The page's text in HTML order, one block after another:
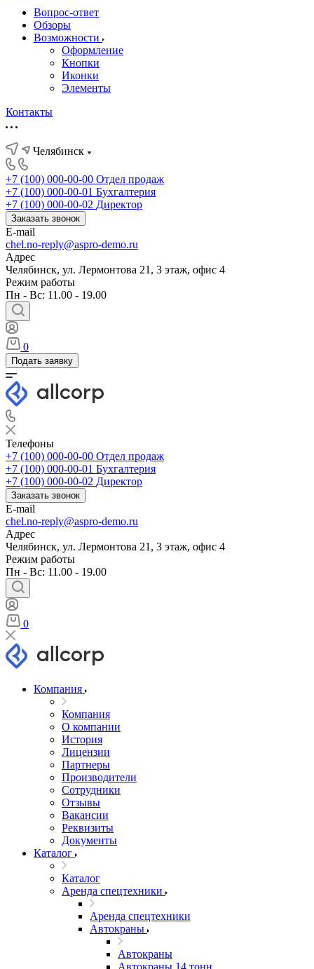
Вопрос-ответ
Обзоры
Возможности
Оформление
Кнопки
Иконки
Элементы
Контакты
Челябинск
+7 (100) 000-00-00 Отдел продаж
+7 (100) 000-00-01 Бухгалтерия
+7 (100) 000-00-02 Директор
Заказать звонок
E-mail
chel.no-reply@aspro-demo.ru
Адрес
Челябинск, ул. Лермонтова 21, 3 этаж, офис 4
Режим работы
Пн - Вс: 11.00 - 19.00
0
Подать заявку
Телефоны
+7 (100) 000-00-00 Отдел продаж
+7 (100) 000-00-01 Бухгалтерия
+7 (100) 000-00-02 Директор
Заказать звонок
E-mail
chel.no-reply@aspro-demo.ru
Адрес
Челябинск, ул. Лермонтова 21, 3 этаж, офис 4
Режим работы
Пн - Вс: 11.00 - 19.00
0
Компания
Компания
О компании
История
Лицензии
Партнеры
Производители
Сотрудники
Отзывы
Вакансии
Реквизиты
Документы
Каталог
Каталог
Аренда спецтехники
Аренда спецтехники
Автокраны
Автокраны
Автокраны 14 тонн